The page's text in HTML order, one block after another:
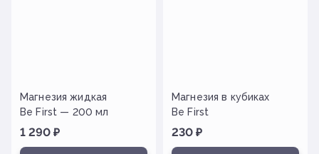
Магнезия жидкая
Be First — 200 мл
1 290 ₽
Магнезия в кубиках
Be First
230 ₽